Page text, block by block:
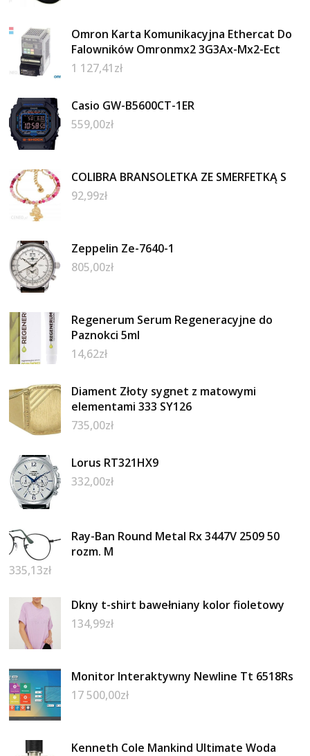
Omron Karta Komunikacyjna Ethercat Do
Falowników Omronmx2 3G3Ax-Mx2-Ect
1 127,41zł
Casio GW-B5600CT-1ER
559,00zł
COLIBRA BRANSOLETKA ZE SMERFETKĄ S
92,99zł
Zeppelin Ze-7640-1
805,00zł
Regenerum Serum Regeneracyjne do
Paznokci 5ml
14,62zł
Diament Złoty sygnet z matowymi
elementami 333 SY126
735,00zł
Lorus RT321HX9
332,00zł
Ray-Ban Round Metal Rx 3447V 2509 50
rozm. M
335,13zł
Dkny t-shirt bawełniany kolor fioletowy
134,99zł
Monitor Interaktywny Newline Tt 6518Rs
17 500,00zł
Kenneth Cole Mankind Ultimate Woda